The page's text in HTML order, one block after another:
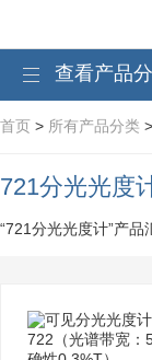
查看产品
首页 > 所有产品分类
721分光光度
“721分光光度计”产